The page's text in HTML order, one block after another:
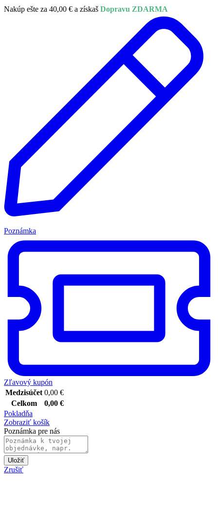
Nakúp ešte za 40,00 € a získaš Dopravu ZDARMA
Poznámka
Zľavový kupón
Medzisúčet 0,00 €
Celkom
0,00 €
Pokladňa
Zobraziť košík
Poznámka pre nás
Uložiť
Zrušiť